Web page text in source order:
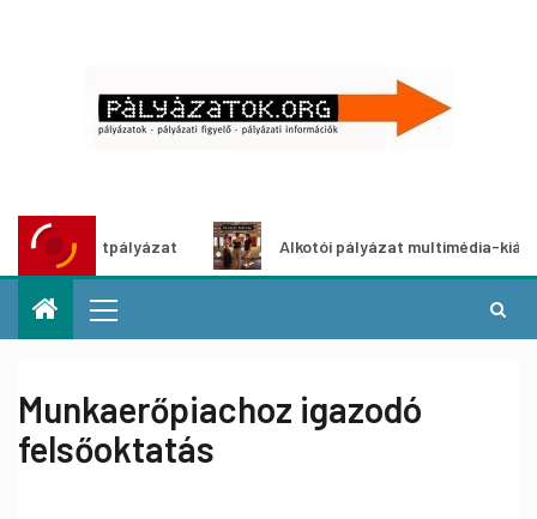
Alkotói pályázat multimédia-kiállításhoz
Munkaerőpiachoz igazodó
felsőoktatás